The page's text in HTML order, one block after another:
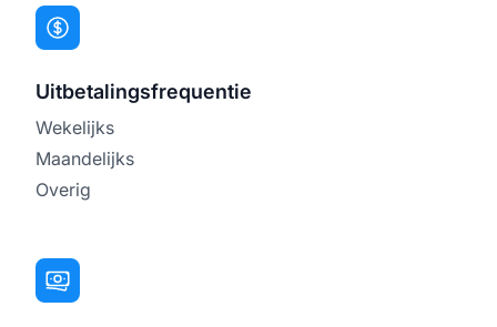
Uitbetalingsfrequentie
Wekelijks
Maandelijks
Overig